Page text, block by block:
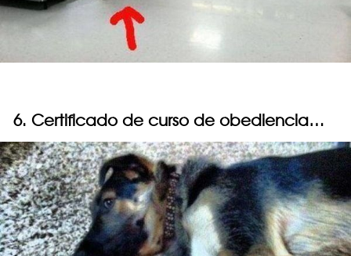
6. Certificado de curso de obediencia…